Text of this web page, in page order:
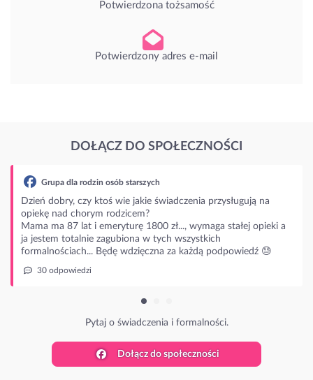
Potwierdzona tożsamość
Potwierdzony adres e-mail
DOŁĄCZ DO SPOŁECZNOŚCI
osób starszych
ktoś wie jakie świadczenia przysługują na
rodzicem?
i emeryturę 1800 zł..., wymaga stałej opieki a
zagubiona w tych wszystkich
Będę wdzięczna za każdą podpowiedź 😓
Pytaj o świadczenia i formalności.
Dołącz do społeczności